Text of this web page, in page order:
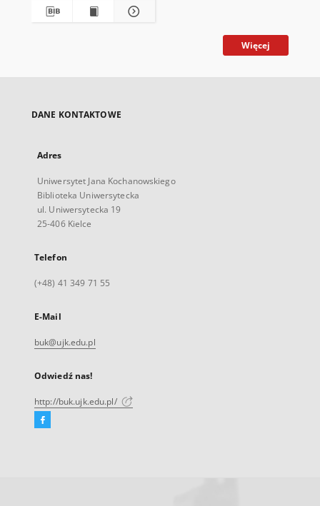
illustrations.
Więcej
DANE KONTAKTOWE
Adres
Uniwersytet Jana Kochanowskiego
Biblioteka Uniwersytecka
ul. Uniwersytecka 19
25-406 Kielce
Telefon
(+48) 41 349 71 55
E-Mail
buk@ujk.edu.pl
Odwiedź nas!
http://buk.ujk.edu.pl/
Facebook